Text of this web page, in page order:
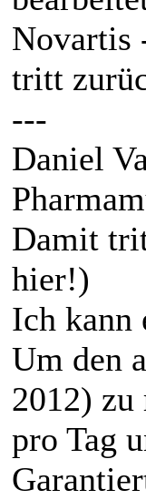
Novartis
tritt
---
Daniel
Damit
hier!)
Ich kann
Um den
2012) zu
pro Tag